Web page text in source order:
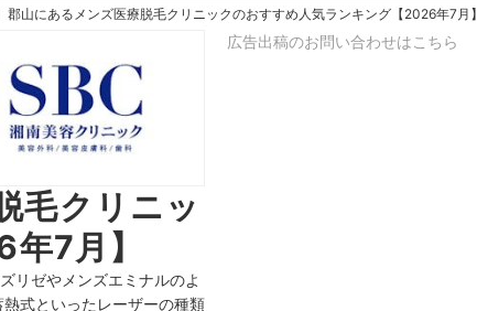
郡山にあるメンズ医療脱毛クリニックのおすすめ人気ランキング【2026年7月】
毛クリニッ
7月】
リゼやメンズエミナルのよ
式といったレーザーの種類
広告出稿のお問い合わせはこちら